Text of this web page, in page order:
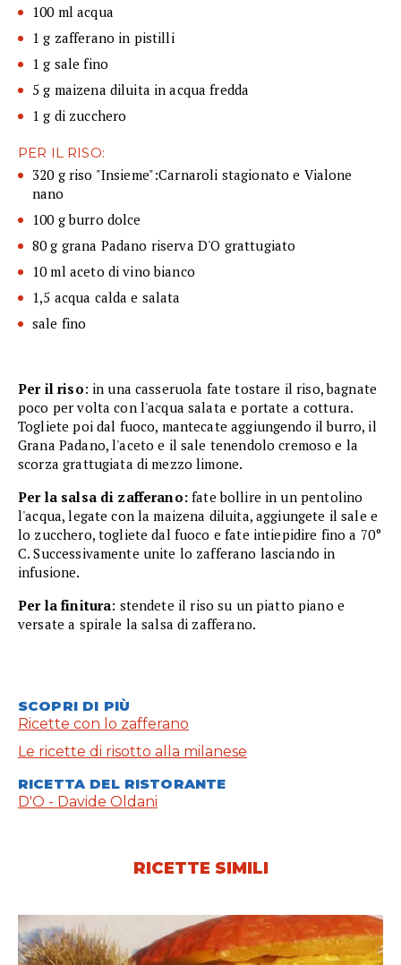
100 ml acqua
1 g zafferano in pistilli
1 g sale fino
5 g maizena diluita in acqua fredda
1 g di zucchero
PER IL RISO:
320 g riso "Insieme":Carnaroli stagionato e Vialone
nano
100 g burro dolce
80 g grana Padano riserva D'O grattugiato
10 ml aceto di vino bianco
1,5 acqua calda e salata
sale fino
Per il riso: in una casseruola fate tostare il riso, bagnate
poco per volta con l'acqua salata e portate a cottura.
Togliete poi dal fuoco, mantecate aggiungendo il burro, il
Grana Padano, l'aceto e il sale tenendolo cremoso e la
scorza grattugiata di mezzo limone.
Per la salsa di zafferano:fate bollire in un pentolino
l'acqua, legate con la maizena diluita, aggiungete il sale e
lo zucchero, togliete dal fuoco e fate intiepidire fino a 70°
C. Successivamente unite lo zafferano lasciando in
infusione.
Per la finitura: stendete il riso su un piatto piano e
versate a spirale la salsa di zafferano.
SCOPRI DI PIÙ
Ricette con lo zafferano
Le ricette di risotto alla milanese
RICETTA DEL RISTORANTE
D'O - Davide Oldani
RICETTE SIMILI